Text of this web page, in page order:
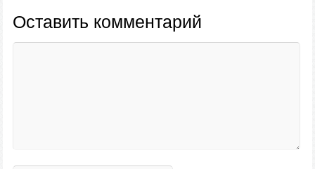
Оставить комментарий